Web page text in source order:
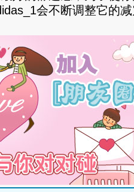
会不断调整它的